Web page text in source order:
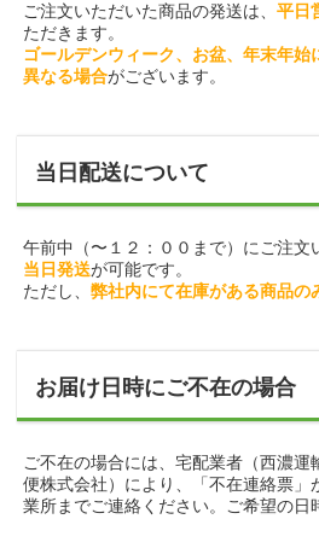
ご注文いただいた商品の発送は、平日
ただきます。
ゴールデンウィーク、お盆、年末年
異なる場合がございます。
当日配送について
午前中（〜１２：００まで）にご注文
当日発送が可能です。
ただし、弊社内にて在庫がある商品の
お届け日時にご不在の場合
ご不在の場合には、宅配業者（西濃運
便株式会社）により、「不在連絡票」
業所までご連絡ください。ご希望の日